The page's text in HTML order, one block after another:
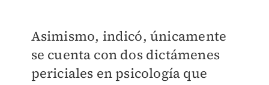
Asimismo, indicó, únicamente
se cuenta con dos dictámenes
periciales en psicología que